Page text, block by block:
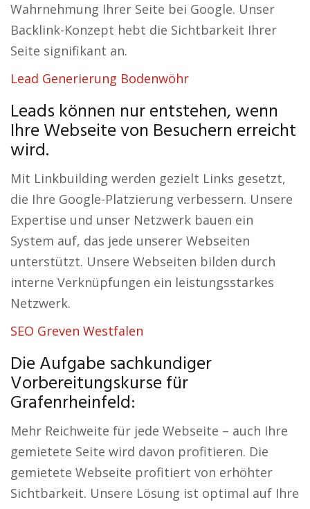
Wahrnehmung Ihrer Seite bei Google. Unser
Backlink-Konzept hebt die Sichtbarkeit Ihrer
Seite signifikant an.
Lead Generierung Bodenwöhr
Leads können nur entstehen, wenn
Ihre Webseite von Besuchern erreicht
wird.
Mit Linkbuilding werden gezielt Links gesetzt,
die Ihre Google-Platzierung verbessern. Unsere
Expertise und unser Netzwerk bauen ein
System auf, das jede unserer Webseiten
unterstützt. Unsere Webseiten bilden durch
interne Verknüpfungen ein leistungsstarkes
Netzwerk.
SEO Greven Westfalen
Die Aufgabe sachkundiger
Vorbereitungskurse für
Grafenrheinfeld:
Mehr Reichweite für jede Webseite – auch Ihre
gemietete Seite wird davon profitieren. Die
gemietete Webseite profitiert von erhöhter
Sichtbarkeit. Unsere Lösung ist optimal auf Ihre